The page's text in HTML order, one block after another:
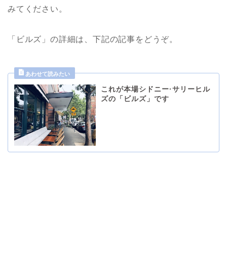
みてください。
「ビルズ」の詳細は、下記の記事をどうぞ。
これが本場シドニー·サリーヒル
ズの「ビルズ」です